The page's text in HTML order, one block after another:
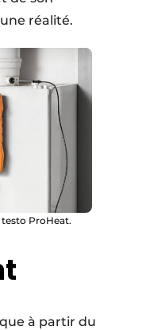
réalité.
ProHeat.
à partir du